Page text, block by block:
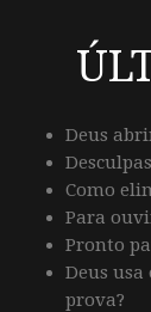
Deus
Desculpas
Como
Para
Pronto
Deus
prova?